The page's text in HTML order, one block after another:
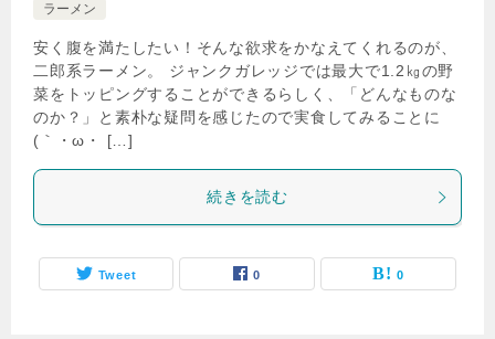
ラーメン
安く腹を満たしたい！そんな欲求をかなえてくれるのが、
二郎系ラーメン。 ジャンクガレッジでは最大で1.2㎏の野
菜をトッピングすることができるらしく、「どんなものな
のか？」と素朴な疑問を感じたので実食してみることに
(｀・ω・ […]
続きを読む
Tweet 0 0